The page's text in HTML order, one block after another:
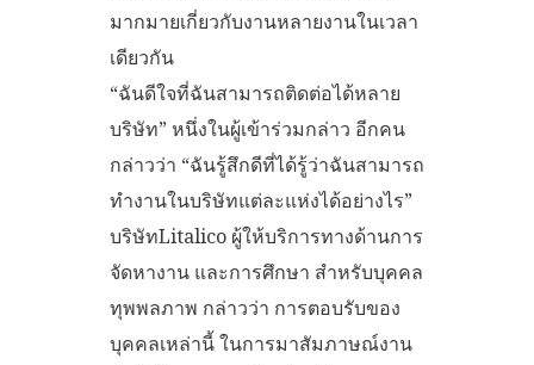
มากมายเกี่ยวกับงานหลายงานในเวลา
เดียวกัน
“ฉันดีใจที่ฉันสามารถติดต่อได้หลาย
บริษัท” หนึ่งในผู้เข้าร่วมกล่าว อีกคน
กล่าวว่า “ฉันรู้สึกดีที่ได้รู้ว่าฉันสามารถ
ทำงานในบริษัทแต่ละแห่งได้อย่างไร”
บริษัทLitalico ผู้ให้บริการทางด้านการ
จัดหางาน และการศึกษา สำหรับบุคคล
ทุพพลภาพ กล่าวว่า การตอบรับของ
บุคคลเหล่านี้ ในการมาสัมภาษณ์งาน